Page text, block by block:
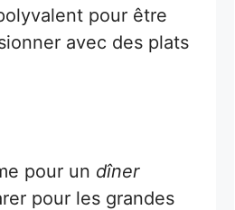
pour être
avec des plats
pour un dîner
pour les grandes